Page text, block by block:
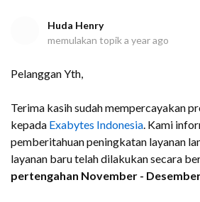
Huda Henry
memulakan topika year ago
Pelanggan Yth,
Terima kasih sudah mempercayakan
kepada Exabytes Indonesia. Kami
pemberitahuan peningkatan layanan
layanan baru telah dilakukan secara
pertengahan November -